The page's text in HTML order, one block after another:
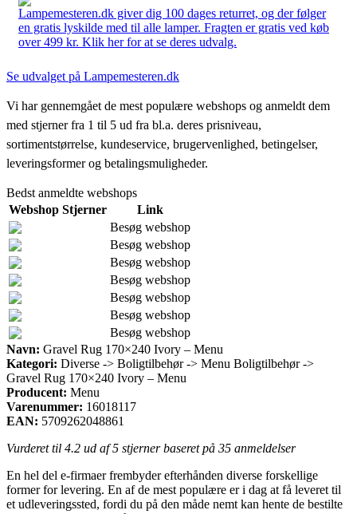
Lampemesteren.dk giver dig 100 dages returret, og der følger
en gratis lyskilde med til alle lamper. Fragten er gratis ved køb
over 499 kr. Klik her for at se deres udvalg.
Se udvalget på Lampemesteren.dk
Vi har gennemgået de mest populære webshops og anmeldt dem
med stjerner fra 1 til 5 ud fra bl.a. deres prisniveau,
sortimentstørrelse, kundeservice, brugervenlighed, betingelser,
leveringsformer og betalingsmuligheder.
Bedst anmeldte webshops
Webshop Stjerner
Link
Besøg webshop
Besøg webshop
Besøg webshop
Besøg webshop
Besøg webshop
Besøg webshop
Besøg webshop
Navn: Gravel Rug 170×240 Ivory – Menu
Kategori: Diverse -> Boligtilbehør -> Menu Boligtilbehør ->
Gravel Rug 170×240 Ivory – Menu
Producent: Menu
Varenummer: 16018117
EAN: 5709262048861
Vurderet til 4.2 ud af 5 stjerner baseret på 35 anmeldelser
En hel del e-firmaer frembyder efterhånden diverse forskellige
former for levering. En af de mest populære er i dag at få leveret til
et udleveringssted, fordi du på den måde nemt kan hente de bestilte